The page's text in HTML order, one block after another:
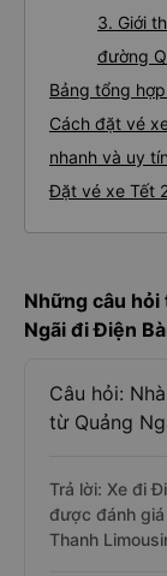
3. Giới
đường
Bảng tổng
Cách đặt vé
nhanh và uy
Đặt vé xe Tết
Những câu
Ngãi đi Điện
Câu hỏi:
từ Quảng
Trả lời: Xe đi
được đánh
Thanh